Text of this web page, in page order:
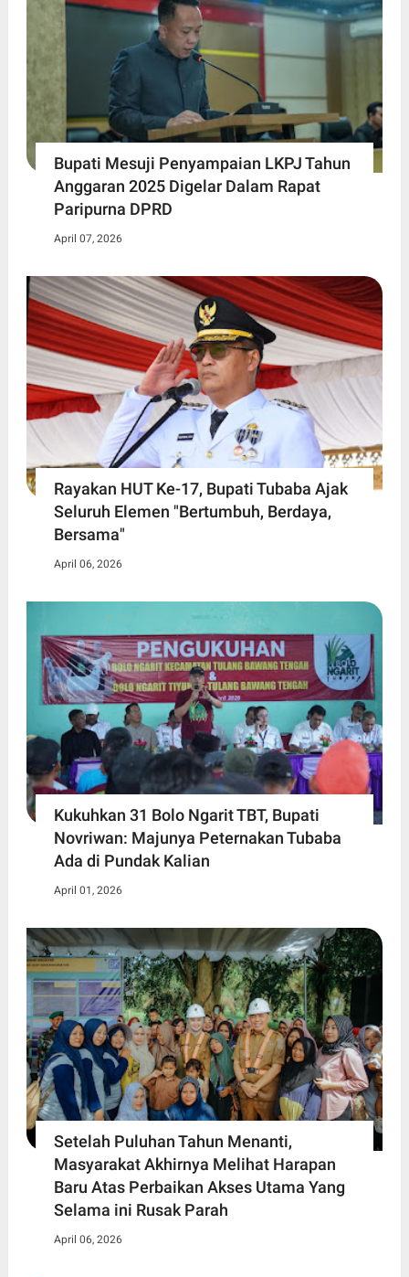
Bupati Mesuji Penyampaian LKPJ Tahun
Anggaran 2025 Digelar Dalam Rapat
Paripurna DPRD
April 07, 2026
Rayakan HUT Ke-17, Bupati Tubaba Ajak
Seluruh Elemen "Bertumbuh, Berdaya,
Bersama"
April 06, 2026
Kukuhkan 31 Bolo Ngarit TBT, Bupati
Novriwan: Majunya Peternakan Tubaba
Ada di Pundak Kalian
April 01, 2026
Setelah Puluhan Tahun Menanti,
Masyarakat Akhirnya Melihat Harapan
Baru Atas Perbaikan Akses Utama Yang
Selama ini Rusak Parah
April 06, 2026